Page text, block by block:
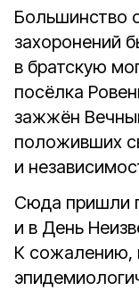
Большинство
захоронений
в братскую
посёлка
зажжён
положивших
и
Сюда пришли
и в День
К сожалению,